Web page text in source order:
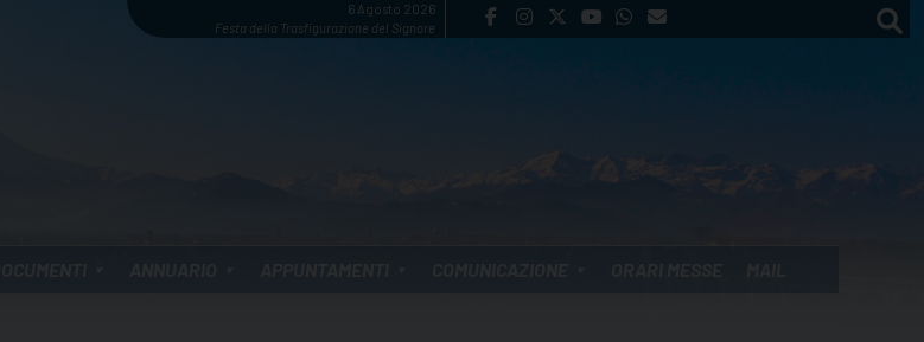
6 Agosto 2026
Festa della Trasfigurazione del Signore